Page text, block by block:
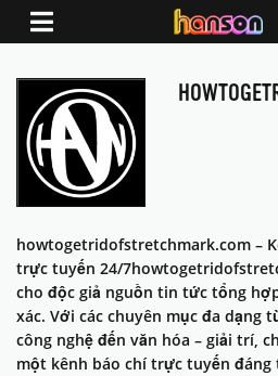
howtogetridofstretchmark.com –
trực tuyến 24/
cho độc giả nguồn tin tức tổng
xác. Với các chuyên mục đa dạng
công nghệ đến văn hóa – giải trí,
một kênh báo chí trực tuyến đáng